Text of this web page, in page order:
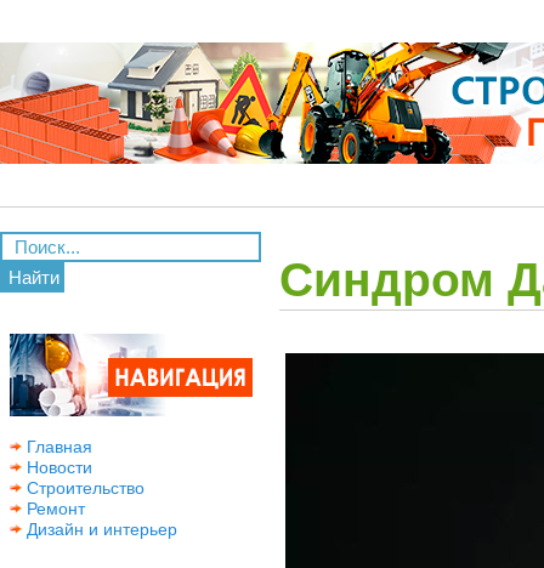
Найти
Главная
Новости
Строительство
Ремонт
Дизайн и интерьер
Синдром